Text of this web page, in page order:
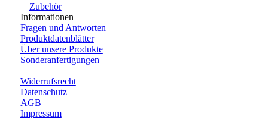
Zubehör
Informationen
Fragen und Antworten
Produktdatenblätter
Über unsere Produkte
Sonderanfertigungen
Widerrufsrecht
Datenschutz
AGB
Impressum